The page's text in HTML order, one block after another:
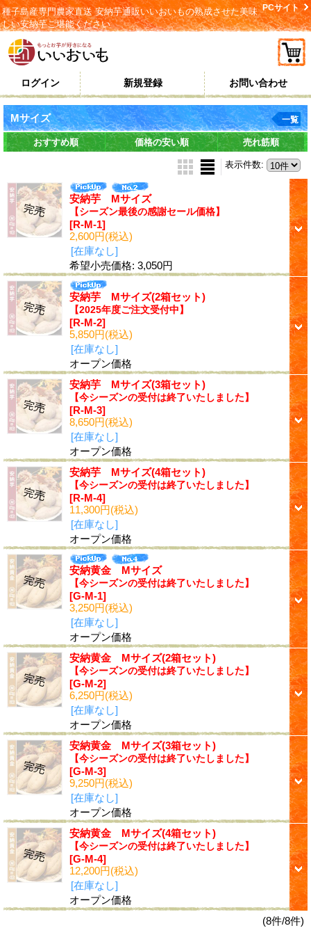
種子島産専門農家直送 安納芋通販いいおいもの熟成させた美味
しい安納芋ご堪能ください
PCサイト
ログイン 新規登録 お問い合わせ
Mサイズ 一覧
おすすめ順 価格の安い順 売れ筋順
表示件数:
安納芋 Mサイズ
【シーズン最後の感謝セール価格】
[R-M-1]
2,600円(税込)
[在庫なし]
希望小売価格: 3,050円
安納芋 Mサイズ(2箱セット)
【2025年度ご注文受付中】
[R-M-2]
5,850円(税込)
[在庫なし]
オープン価格
安納芋 Mサイズ(3箱セット)
【今シーズンの受付は終了いたしました】
[R-M-3]
8,650円(税込)
[在庫なし]
オープン価格
安納芋 Mサイズ(4箱セット)
【今シーズンの受付は終了いたしました】
[R-M-4]
11,300円(税込)
[在庫なし]
オープン価格
安納黄金 Mサイズ
【今シーズンの受付は終了いたしました】
[G-M-1]
3,250円(税込)
[在庫なし]
オープン価格
安納黄金 Mサイズ(2箱セット)
【今シーズンの受付は終了いたしました】
[G-M-2]
6,250円(税込)
[在庫なし]
オープン価格
安納黄金 Mサイズ(3箱セット)
【今シーズンの受付は終了いたしました】
[G-M-3]
9,250円(税込)
[在庫なし]
オープン価格
安納黄金 Mサイズ(4箱セット)
【今シーズンの受付は終了いたしました】
[G-M-4]
12,200円(税込)
[在庫なし]
オープン価格
(8件/8件)